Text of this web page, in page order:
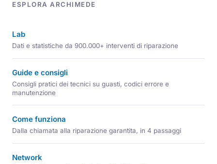
ESPLORA ARCHIMEDE
Lab
Dati e statistiche da 900.000+ interventi di riparazione
Guide e consigli
Consigli pratici dei tecnici su guasti, codici errore e
manutenzione
Come funziona
Dalla chiamata alla riparazione garantita, in 4 passaggi
Network